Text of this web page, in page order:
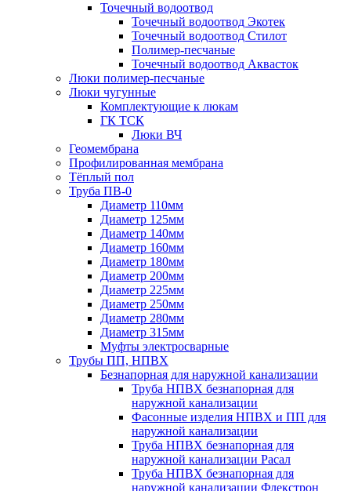
Точечный водоотвод
Точечный водоотвод Экотек
Точечный водоотвод Стилот
Полимер-песчаные
Точечный водоотвод Аквасток
Люки полимер-песчаные
Люки чугунные
Комплектующие к люкам
ГК ТСК
Люки ВЧ
Геомембрана
Профилированная мембрана
Тёплый пол
Труба ПВ-0
Диаметр 110мм
Диаметр 125мм
Диаметр 140мм
Диаметр 160мм
Диаметр 180мм
Диаметр 200мм
Диаметр 225мм
Диаметр 250мм
Диаметр 280мм
Диаметр 315мм
Муфты электросварные
Трубы ПП, НПВХ
Безнапорная для наружной канализации
Труба НПВХ безнапорная для
наружной канализации
Фасонные изделия НПВХ и ПП для
наружной канализации
Труба НПВХ безнапорная для
наружной канализации Расал
Труба НПВХ безнапорная для
наружной канализации Флекстрон